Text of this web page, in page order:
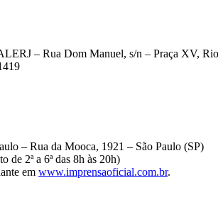
– Rua Dom Manuel, s/n – Praça XV,
– Rua da Mooca, 1921 – São Paulo (SP)
de 2ª a 6ª das 8h às 20h)
em www.imprensaoficial.com.br.